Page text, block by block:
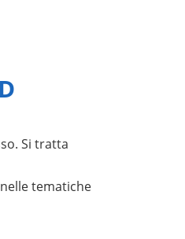
Si tratta
tematiche